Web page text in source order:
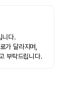
니다.
가 달라지며,
부탁드립니다.